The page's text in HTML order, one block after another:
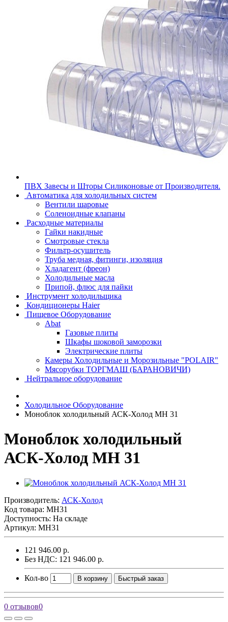
ПВХ Завесы и Шторы Силиконовые от Производителя.
Автоматика для холодильных систем
Вентили шаровые
Соленоидные клапаны
Расходные материалы
Гайки накидные
Смотровые стекла
Фильтр-осушитель
Труба медная, фитинги, изоляция
Хладагент (фреон)
Холодильные масла
Припой, флюс для пайки
Инструмент холодильщика
Кондиционеры Haier
Пищевое Оборудование
Abat
Газовые плиты
Шкафы шоковой заморозки
Электрические плиты
Камеры Холодильные и Морозильные "POLAIR"
Мясорубки ТОРГМАШ (БАРАНОВИЧИ)
Нейтральное оборудование
Холодильное Оборудование
Моноблок холодильный АСК-Холод MH 31
Моноблок холодильный
АСК-Холод MH 31
Производитель: АСК-Холод
Код товара: MH31
Доступность: На складе
Артикул: MH31
121 946.00 р.
Без НДС: 121 946.00 р.
Кол-во В корзину Быстрый заказ
0 отзывов0